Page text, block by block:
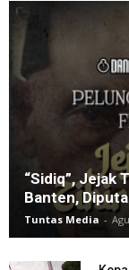
“Sidiq”, Jejak
Banten,
Tuntas Media -